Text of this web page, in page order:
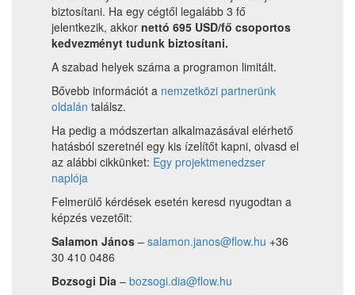
biztosítani. Ha egy cégtől legalább 3 fő
jelentkezik, akkor nettó 695 USD/fő csoportos
kedvezményt tudunk biztosítani.
A szabad helyek száma a programon limitált.
Bővebb információt a nemzetközi partnerünk
oldalán találsz.
Ha pedig a módszertan alkalmazásával elérhető
hatásból szeretnél egy kis ízelítőt kapni, olvasd el
az alábbi cikkünket: Egy projektmenedzser
naplója
Felmerülő kérdések esetén keresd nyugodtan a
képzés vezetőit:
Salamon János – salamon.janos@flow.hu +36
30 410 0486
Bozsogi Dia – bozsogi.dia@flow.hu